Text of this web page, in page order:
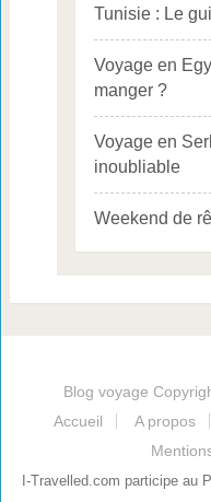
Tunisie : Le
Voyage en
manger ?
Voyage en
inoubliable
Weekend de
Blog voyage
Accueil
A propos
I-Travelled.com participe au